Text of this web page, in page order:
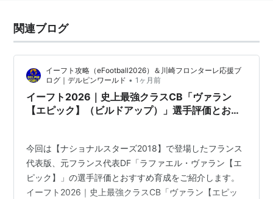
出身地 ： Lille, Nord, Nord-Pas-de-Calais （
ノール県、ノール＝パ・ド・カレー地域圏）
身長・体重 ： 191cm・76kg
ポジション ： センターバック
所属クラブ
2009〜 ：
（スペイン）
その他
フランスU-18・21代表歴あり。フランス代表初招集は
関連ブログ
イーフト攻略（eFootball2026）＆川崎フロンターレ応援ブ
ログ｜デルピンワールド • 1ヶ月前
イーフト2026｜史上最強クラスCB「ヴァラン
【エピック】（ビルドアップ）」選手評価とおす
今回は【ナショナルスターズ2018】で登場したフランス
代表版、元フランス代表DF「ラファエル・ヴァラン【エ
ピック】」の選手評価とおすすめ育成をご紹介します。
イーフト2026｜史上最強クラスCB「ヴァラン【エピッ